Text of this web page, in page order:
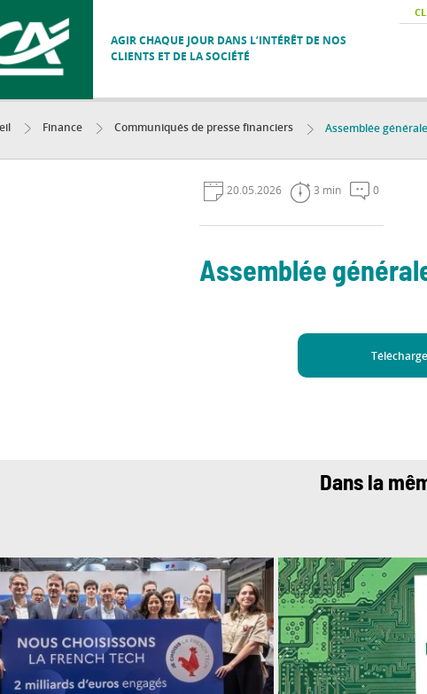
AGIR CHAQUE JOUR DANS L’INTÉRÊT DE NOS
CLIENTS ET DE LA SOCIÉTÉ
Finance Communiqués de presse financiers Assemblée
20.05.2026 3 min 0
Assemblée
Dans la